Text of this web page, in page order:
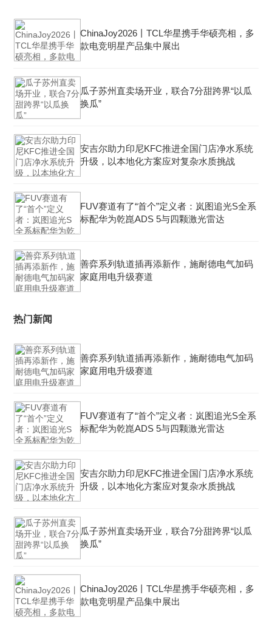
ChinaJoy2026丨TCL华星携手华硕亮相，多
款电竞明星产品集中展出
瓜子苏州直卖场开业，联合7分甜跨界“以瓜
换瓜”
安吉尔助力印尼KFC推进全国门店净水系统
升级，以本地化方案应对复杂水质挑战
FUV赛道有了“首个”定义者：岚图追光S全系
标配华为乾崑ADS 5与四颗激光雷达
善弈系列轨道插再添新作，施耐德电气加码
家庭用电升级赛道
热门新闻
善弈系列轨道插再添新作，施耐德电气加码
家庭用电升级赛道
FUV赛道有了“首个”定义者：岚图追光S全系
标配华为乾崑ADS 5与四颗激光雷达
安吉尔助力印尼KFC推进全国门店净水系统
升级，以本地化方案应对复杂水质挑战
瓜子苏州直卖场开业，联合7分甜跨界“以瓜
换瓜”
ChinaJoy2026丨TCL华星携手华硕亮相，多
款电竞明星产品集中展出